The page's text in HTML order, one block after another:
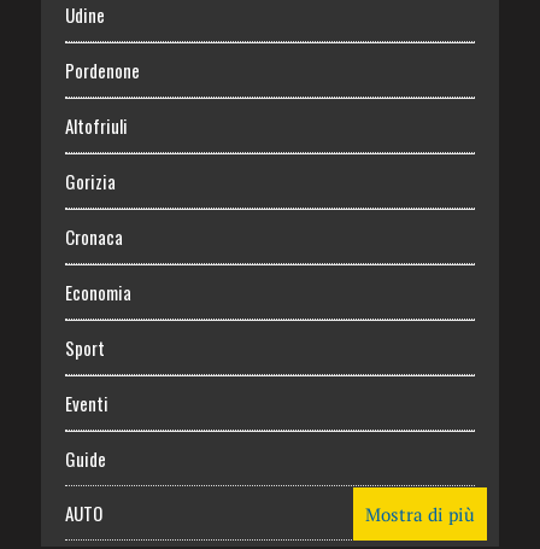
Udine
Pordenone
Altofriuli
Gorizia
Cronaca
Economia
Sport
Eventi
Guide
AUTO Mostra di più